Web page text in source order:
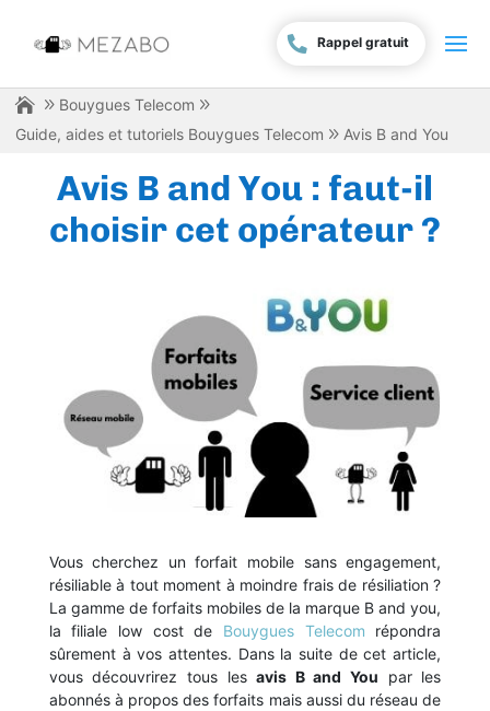
Rappel gratuit
Bouygues Telecom
Guide, aides et tutoriels Bouygues Telecom
Avis B and You
Avis B and You : faut-il
choisir cet opérateur ?
Vous cherchez un forfait mobile sans engagement,
résiliable à tout moment à moindre frais de résiliation ?
La gamme de forfaits mobiles de la marque B and you,
la filiale low cost de Bouygues Telecom répondra
sûrement à vos attentes. Dans la suite de cet article,
vous découvrirez tous lesavis B and You par les
abonnés à propos des forfaits mais aussi du réseau de